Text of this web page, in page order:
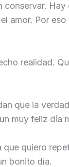
conservar. Hay
amor. Por
realidad.
que la
muy feliz día
que quiero
bonito día.